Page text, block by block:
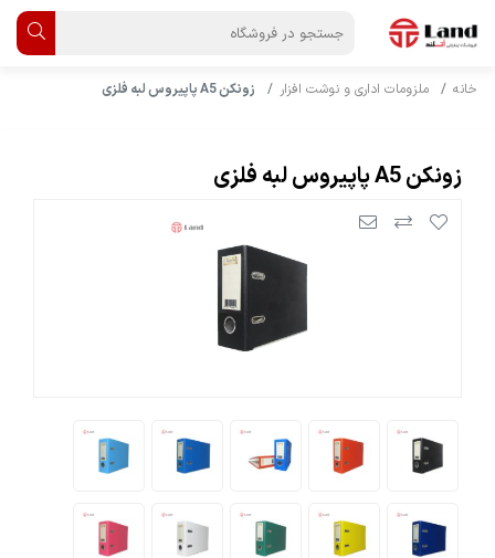
خانه ملزومات اداری و نوشت افزار زونکن A5 پاپیروس لبه فلزی
زونکن A5 پاپیروس لبه فلزی